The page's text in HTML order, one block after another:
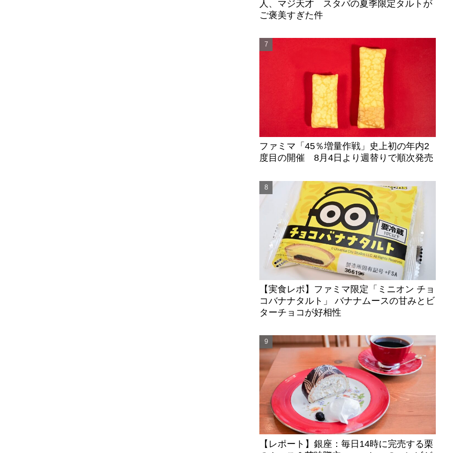
人、マジ天才 スタバの夏季限定タルトが
ご褒美すぎた件
ファミマ「45％増量作戦」史上初の年内2
度目の開催 8月4日より週替りで順次発売
【実食レポ】ファミマ限定「ミニオン チョ
コバナナタルト」 バナナムースの甘みとビ
ターチョコが好相性
【レポート】銀座：毎日14時に完売する栗